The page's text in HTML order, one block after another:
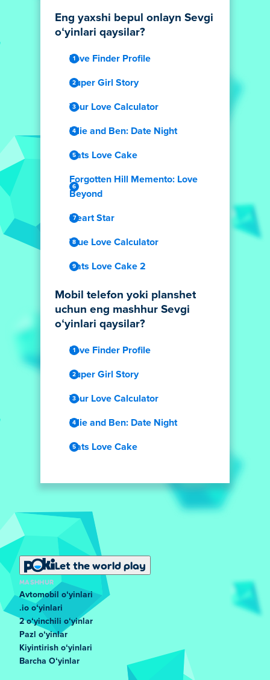
Eng yaxshi bepul onlayn Sevgi
oʻyinlari qaysilar?
Love Finder Profile
Super Girl Story
Your Love Calculator
Ellie and Ben: Date Night
Cats Love Cake
Forgotten Hill Memento: Love
Beyond
Heart Star
True Love Calculator
Cats Love Cake 2
Mobil telefon yoki planshet
uchun eng mashhur Sevgi
oʻyinlari qaysilar?
Love Finder Profile
Super Girl Story
Your Love Calculator
Ellie and Ben: Date Night
Cats Love Cake
Let the world play
MASHHUR
Avtomobil oʻyinlari
.io oʻyinlari
2 oʻyinchili oʻyinlar
Pazl oʻyinlar
Kiyintirish oʻyinlari
Barcha Oʻyinlar